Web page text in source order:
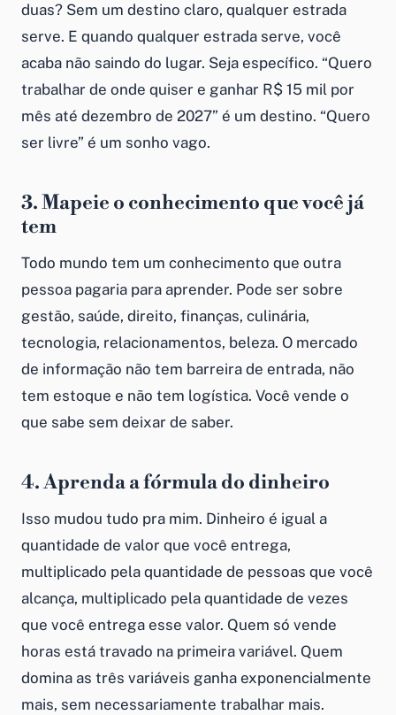
duas? Sem um destino claro, qualquer estrada
serve. E quando qualquer estrada serve, você
acaba não saindo do lugar. Seja específico. “Quero
trabalhar de onde quiser e ganhar R$ 15 mil por
mês até dezembro de 2027” é um destino. “Quero
ser livre” é um sonho vago.
3. Mapeie o conhecimento que você já
tem
Todo mundo tem um conhecimento que outra
pessoa pagaria para aprender. Pode ser sobre
gestão, saúde, direito, finanças, culinária,
tecnologia, relacionamentos, beleza. O mercado
de informação não tem barreira de entrada, não
tem estoque e não tem logística. Você vende o
que sabe sem deixar de saber.
4. Aprenda a fórmula do dinheiro
Isso mudou tudo pra mim. Dinheiro é igual a
quantidade de valor que você entrega,
multiplicado pela quantidade de pessoas que você
alcança, multiplicado pela quantidade de vezes
que você entrega esse valor. Quem só vende
horas está travado na primeira variável. Quem
domina as três variáveis ganha exponencialmente
mais, sem necessariamente trabalhar mais.